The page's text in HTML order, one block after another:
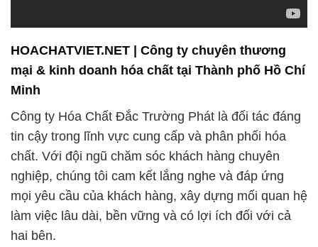
HOACHATVIET.NET | Công ty chuyên thương
mại & kinh doanh hóa chất tại Thành phố Hồ Chí
Minh
Công ty Hóa Chất Đắc Trường Phát là đối tác đáng
tin cậy trong lĩnh vực cung cấp và phân phối hóa
chất. Với đội ngũ chăm sóc khách hàng chuyên
nghiệp, chúng tôi cam kết lắng nghe và đáp ứng
mọi yêu cầu của khách hàng, xây dựng mối quan hệ
làm việc lâu dài, bền vững và có lợi ích đối với cả
hai bên.